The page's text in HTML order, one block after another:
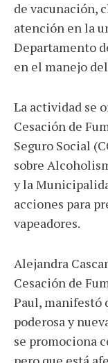
de vacunación,
atención en la
Departamento
en el manejo
La actividad se
Cesación de
Seguro Social
sobre
y la
acciones para
vapeadores.
Alejandra
Cesación de
Paul, manifestó
poderosa y
se promociona